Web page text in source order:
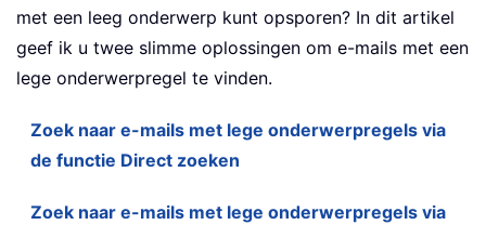
met een leeg onderwerp kunt opsporen? In dit artikel
geef ik u twee slimme oplossingen om e-mails met een
lege onderwerpregel te vinden.
Zoek naar e-mails met lege onderwerpregels via
de functie Direct zoeken
Zoek naar e-mails met lege onderwerpregels via